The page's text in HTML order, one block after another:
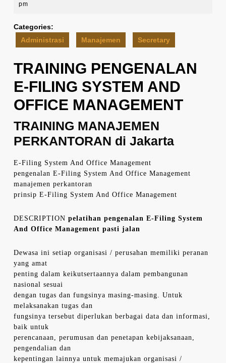
pm
Categories:
Administrasi
Manajemen Secretary
TRAINING PENGENALAN
E-FILING SYSTEM AND
OFFICE MANAGEMENT
TRAINING MANAJEMEN
PERKANTORAN di Jakarta
E-Filing System And Office Management
pengenalan E-Filing System And Office Management
manajemen perkantoran
prinsip E-Filing System And Office Management
DESCRIPTION pelatihan pengenalan E-Filing System
And Office Management pasti jalan
Dewasa ini setiap organisasi / perusahan memiliki peranan
yang amat
penting dalam keikutsertaannya dalam pembangunan
nasional sesuai
dengan tugas dan fungsinya masing-masing. Untuk
melaksanakan tugas dan
fungsinya tersebut diperlukan berbagai data dan informasi,
baik untuk
perencanaan, perumusan dan penetapan kebijaksanaan,
pengendalian dan
kepentingan lainnya untuk memajukan organisasi /